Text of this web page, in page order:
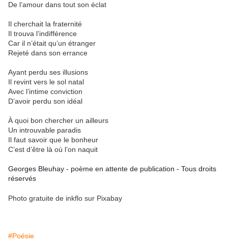
De l’amour dans tout son éclat
Il cherchait la fraternité
Il trouva l’indifférence
Car il n’était qu’un étranger
Rejeté dans son errance
Ayant perdu ses illusions
Il revint vers le sol natal
Avec l’intime conviction
D’avoir perdu son idéal
À quoi bon chercher un ailleurs
Un introuvable paradis
Il faut savoir que le bonheur
C’est d’être là où l’on naquit
Georges Bleuhay - poème en attente de publication - Tous droits
réservés
Photo gratuite de inkflo sur Pixabay
#Poésie